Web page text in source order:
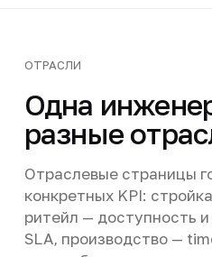
ОТРАСЛИ
Одна
разные
Отраслевые страницы
конкретных KPI:
ритейл — доступность
SLA, производство —